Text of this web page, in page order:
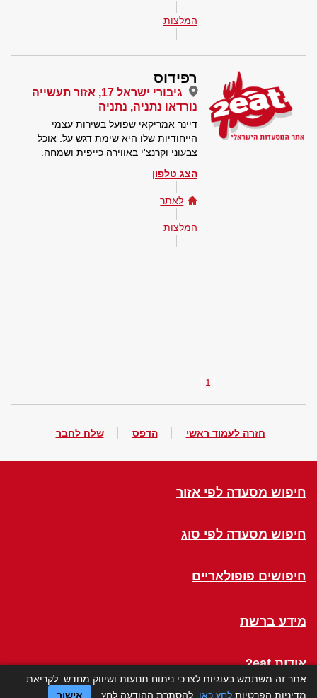
המלצות
רפידוס
גיבורי ישראל 17, אזור תעשייה
נורדאו נתניה, נתניה
דיינר אמריקאי שפועל בשירות עצמי
הייחודיות שלו היא שימת דגש על: אוכל
צבעוני וקרנצ'י באווירה כייפית ושמחה.
הצג טלפון
לאתר
המלצות
1
חזרה לעמוד ראשי הדפס שלח לחבר
חיפוש מסעדה לפי אזור
חיפוש מסעדה לפי סוג
חיפושים פופולאריים
מידע ברשת
אודות 2eat
אתר זה משתמש בעוגיות לצרכי ניתוח תנועות ושיווק מחדש. לקריאת
מדיניות הפרטיות לחץ כאן . להסתרת ההודעה לחץ אישור